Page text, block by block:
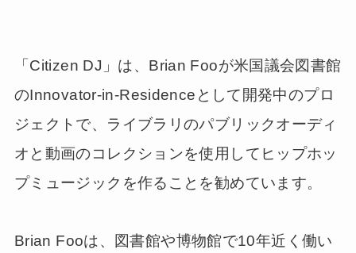
「Citizen DJ」は、Brian Fooが米国議会図書館
のInnovator-in-Residenceとして開発中のプロ
ジェクトで、ライブラリのパブリックオーディ
オと動画のコレクションを使用してヒップホッ
プミュージックを作ることを勧めています。
Brian Fooは、図書館や博物館で10年近く働い